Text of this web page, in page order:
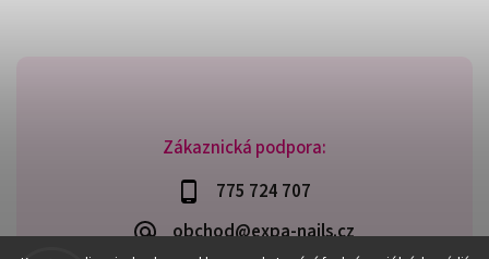
Zákaznická podpora:
775 724 707
obchod@expa-nails.cz